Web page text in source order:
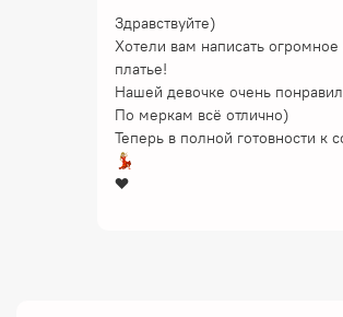
Здравствуйте)
Хотели вам написать огромное
платье!
Нашей девочке очень
По меркам всё отлично)
Теперь в полной готовности к
💃🏼
❤️